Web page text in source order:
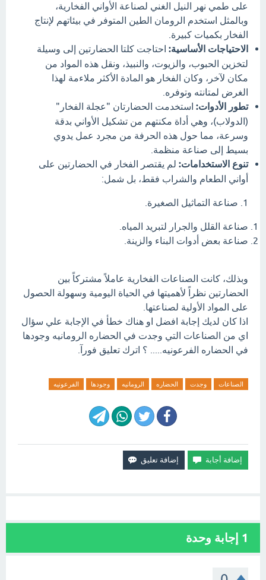
على طمي نهر النيل الغني لصناعة الأواني الفخارية،
وبالمثل استخدم الرومان الطين المتوفر في بيئاتهم لإنتاج
الفخار بكميات كبيرة.
الاحتياجات الأساسية: احتاجت كلتا الحضارتين إلى وسيلة
لتخزين الحبوب، والزيوت، والنبيذ، ونقل هذه المواد من
مكان لآخر، وكان الفخار هو المادة الأكثر ملاءمة لهذا
الغرض لمتانته وتوفره.
تطور الأدوات: استخدمت الحضارتان "عجلة الفخار"
(الدولاب)، وهي أداة مكنتهم من تشكيل الأواني بدقة
وسرعة، مما حول هذه الحرفة من مجرد عمل يدوي
بسيط إلى صناعة منظمة.
تنوع الاستخدامات: لم يقتصر الفخار في الحضارتين على
أواني الطعام والشراب فقط، بل شمل:
1. صناعة التماثيل الصغيرة.
صناعة القلل والجرار لتبريد المياه.
صناعة بعض أدوات البناء والزينة.
وبذلك، كانت الصناعات الفخارية عاملاً مشتركاً بين
الحضارتين نظراً لأهميتها في الحياة اليومية وسهولة الحصول
على المواد الأولية لصناعتها.
اذا كان لديك إجابة افضل او هناك خطأ في الإجابة علي سؤال
اي من الصناعات التي وجدت في الحضاره الرومانيه وجودها
في الحضاره الفرعونيه..... ؟ اترك تعليق فورآ.
الصناعات وجدت الحضاره الرومانيه وجودها الفرعونيه
1 إجابة وحدة